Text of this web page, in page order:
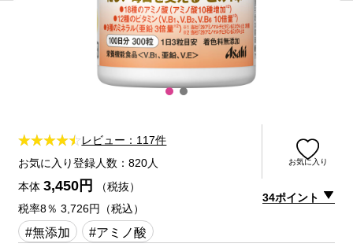
レビュー：117件
お気に入り登録人数：820人
お気に入り
本体 3,450円
（税抜）
税率8％ 3,726円（税込）
34ポイント
#無添加 #アミノ酸